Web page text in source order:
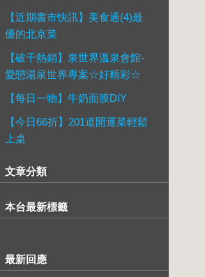
【近期書市快訊】美食通(4)最
優的北京菜
【破千熱銷】泉世界溫泉會館-
愛戀湯泉世界專案☆好精彩☆
【每日一物】牛奶面膜DIY
【今日66折】201道開運菜輕鬆
上桌
文章分類
本台最新標籤
最新回應